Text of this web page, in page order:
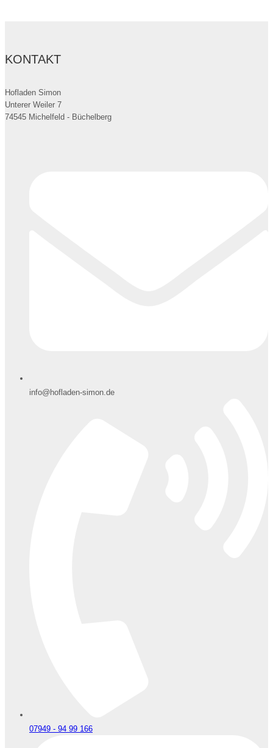
KONTAKT
Hofladen Simon
Unterer Weiler 7
74545 Michelfeld - Büchelberg
info@hofladen-simon.de
07949 - 94 99 166